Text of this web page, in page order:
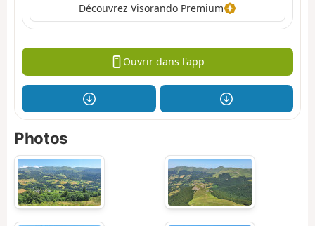
Découvrez Visorando Premium
Ouvrir dans l'app
Photos